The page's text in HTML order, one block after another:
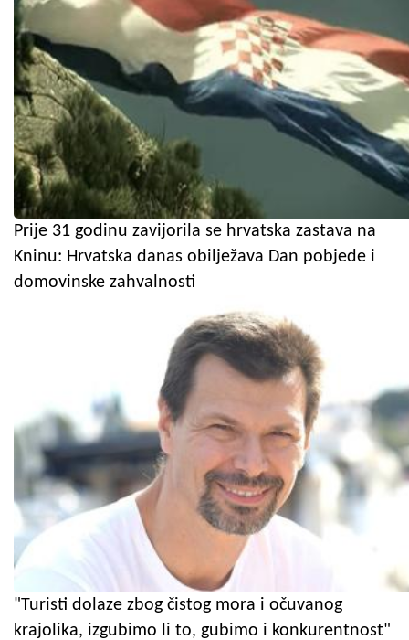
Prije 31 godinu zavijorila se hrvatska zastava na
Kninu: Hrvatska danas obilježava Dan pobjede i
domovinske zahvalnosti
"Turisti dolaze zbog čistog mora i očuvanog
krajolika, izgubimo li to, gubimo i konkurentnost"